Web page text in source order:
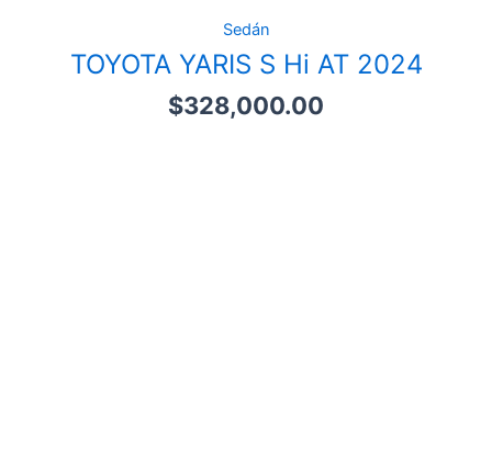
Sedán
TOYOTA YARIS S Hi AT 2024
$328,000.00